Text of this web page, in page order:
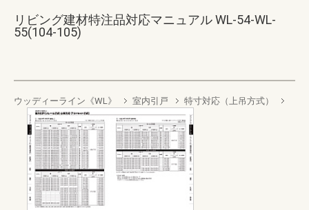
リビング建材特注品対応マニュアル WL-54-WL-
55(104-105)
ウッディーライン《WL》 室内引戸 特寸対応（上吊方式）